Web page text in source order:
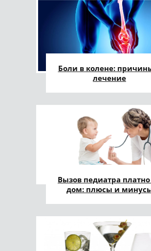
Боли в колене:
лечение
Вызов педиатра
дом: плюсы и